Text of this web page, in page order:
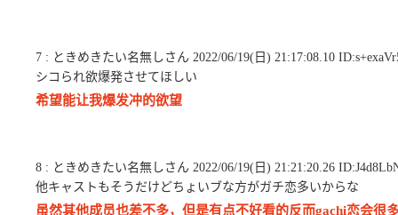
7 : ときめきたい名無しさん 2022/06/19(日) 21:17:08.10
シコられ欲爆発させてほしい
希望能让我爆发冲的欲望
8 : ときめきたい名無しさん 2022/06/19(日) 21:21:20.26
他キャストもそうだけどちょいブな方がガチ恋多いからな
虽然其他成员也差不多，但是有点不好看的反而gachi恋会很